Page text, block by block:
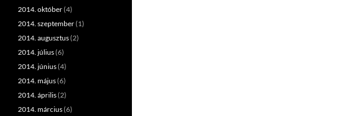
2014. október(4)
2014. szeptember(1)
2014. augusztus(2)
2014. július(6)
2014. június(4)
2014. május(6)
2014. április(2)
2014. március(6)